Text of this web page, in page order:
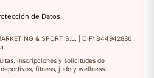
de Datos:
& SPORT S.L. | CIF: B44942886
inscripciones y solicitudes de
fitness, judo y wellness.